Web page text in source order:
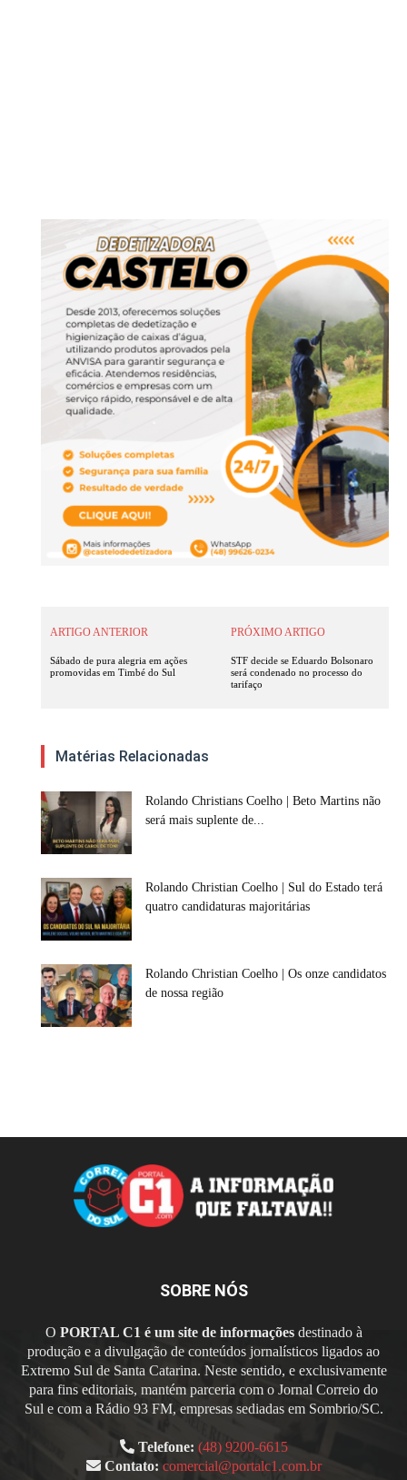
ARTIGO ANTERIOR
Sábado de pura alegria em ações
promovidas em Timbé do Sul
PRÓXIMO ARTIGO
STF decide se Eduardo Bolsonaro
será condenado no processo do
tarifaço
Matérias Relacionadas
Rolando Christians Coelho | Beto Martins não
será mais suplente de...
Rolando Christian Coelho | Sul do Estado terá
quatro candidaturas majoritárias
Rolando Christian Coelho | Os onze candidatos
de nossa região
SOBRE NÓS
O PORTAL C1 é um site de informaçõesdestinado à
produção e a divulgação de conteúdos jornalísticos ligados ao
Extremo Sul de Santa Catarina. Neste sentido, e exclusivamente
para fins editoriais, mantém parceria com o Jornal Correio do
Sul e com a Rádio 93 FM, empresas sediadas em Sombrio/SC.
Telefone: (48) 9200-6615
Contato: comercial@portalc1.com.br